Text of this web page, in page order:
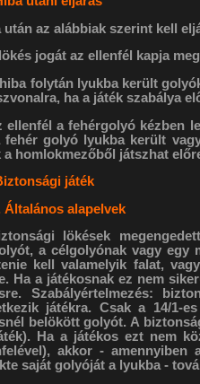
után az alábbiak szerint kell
jogát az ellenfél kapja
hiba folytán lyukba került
ha a játék szabálya
ellenfél a fehérgolyó kézben
fehér golyó lyukba került
a homlokmezőből játszhat
játék
Általános alapelvek
lökések
a célgolyónak vagy egy
kell valamelyik falat,
Ha a játékosnak ez nem
Szabályértelmezés:
játékra. Csak a 14/1-
belökött golyót. A
Ha a játékos ezt nem
akkor -
saját golyóját a lyukba -